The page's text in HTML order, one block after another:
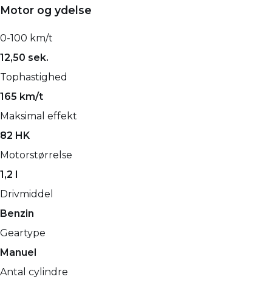
Motor og ydelse
0-100 km/t
12,50 sek.
Tophastighed
165 km/t
Maksimal effekt
82 HK
Motorstørrelse
1,2 l
Drivmiddel
Benzin
Geartype
Manuel
Antal cylindre